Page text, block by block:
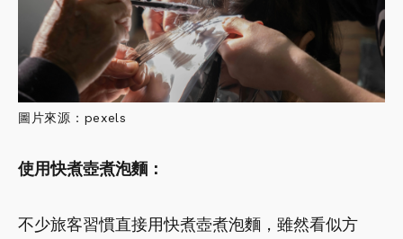
圖片來源：pexels
使用快煮壺煮泡麵：
不少旅客習慣直接用快煮壺煮泡麵，雖然看似方